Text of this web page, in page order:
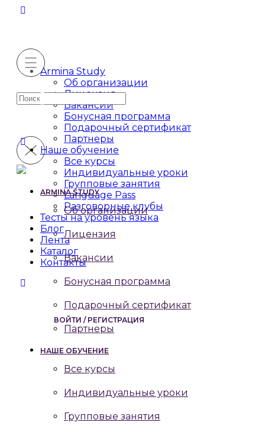
Armina Study
Об организации
Лицензия
Вакансии
Бонусная программа
Подарочный сертификат
Партнеры
Наше обучение
Все курсы
Индивидуальные уроки
Групповые занятия
Language Pass
Разговорные клубы
Тесты на уровень языка
Блог
Лента
Каталог
Контакты
ВОЙТИ / РЕГИСТРАЦИЯ
Искать:
ARMINA STUDY
Об организации
Лицензия
Вакансии
Бонусная программа
Подарочный сертификат
Партнеры
НАШЕ ОБУЧЕНИЕ
Все курсы
Индивидуальные уроки
Групповые занятия